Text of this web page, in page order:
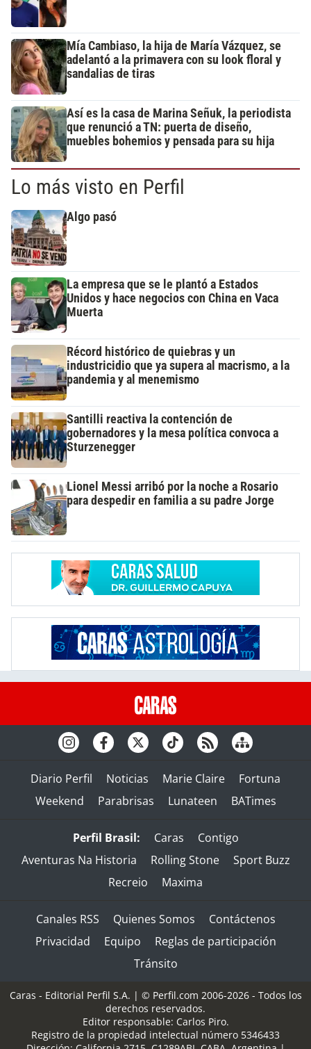
Mía Cambiaso, la hija de María Vázquez, se
adelantó a la primavera con su look floral y
sandalias de tiras
Así es la casa de Marina Señuk, la periodista
que renunció a TN: puerta de diseño,
muebles bohemios y pensada para su hija
Lo más visto en Perfil
Algo pasó
La empresa que se le plantó a Estados
Unidos y hace negocios con China en Vaca
Muerta
Récord histórico de quiebras y un
industricidio que ya supera al macrismo, a la
pandemia y al menemismo
Santilli reactiva la contención de
gobernadores y la mesa política convoca a
Sturzenegger
Lionel Messi arribó por la noche a Rosario
para despedir en familia a su padre Jorge
Diario Perfil Noticias Marie Claire
Fortuna
Weekend
Parabrisas Lunateen BATimes
Perfil Brasil: Caras
Contigo
Aventuras Na Historia
Rolling Stone
Sport Buzz
Recreio
Maxima
Canales RSS Quienes Somos
Contáctenos
Privacidad
Equipo
Reglas de participación
Tránsito
Caras - Editorial Perfil S.A. | © Perfil.com 2006-2026 - Todos los
derechos reservados.
Editor responsable: Carlos Piro.
Registro de la propiedad intelectual número 5346433